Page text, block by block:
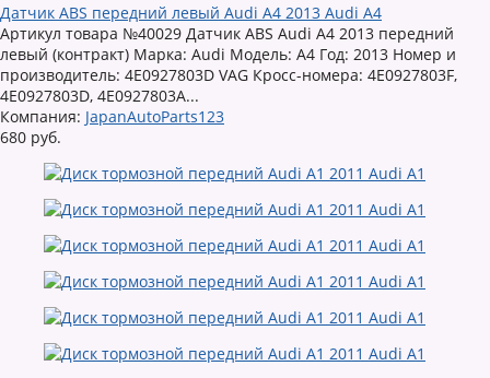
Датчик ABS передний левый Audi A4 2013 Audi A4
Артикул товара №40029 Датчик ABS Audi A4 2013 передний
левый (контракт) Марка: Audi Модель: A4 Год: 2013 Номер и
производитель: 4E0927803D VAG Кросс-номера: 4E0927803F,
4E0927803D, 4E0927803A...
Компания: JapanAutoParts123
680 руб.